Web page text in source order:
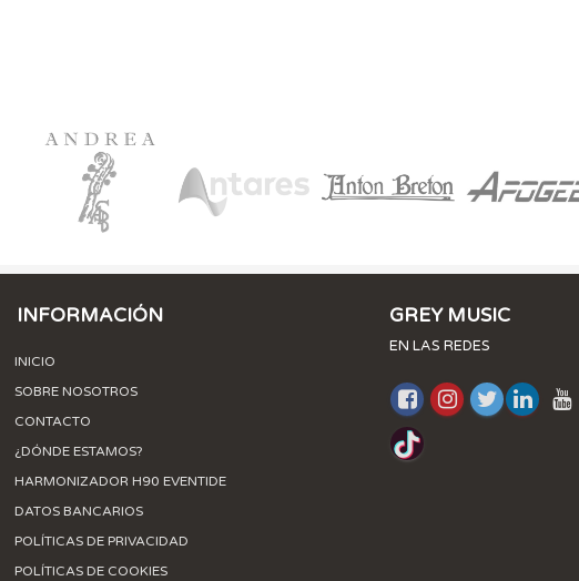
INFORMACIÓN
INICIO
SOBRE NOSOTROS
CONTACTO
¿DÓNDE ESTAMOS?
HARMONIZADOR H90 EVENTIDE
DATOS BANCARIOS
POLÍTICAS DE PRIVACIDAD
POLÍTICAS DE COOKIES
GREY MUSIC
EN LAS REDES